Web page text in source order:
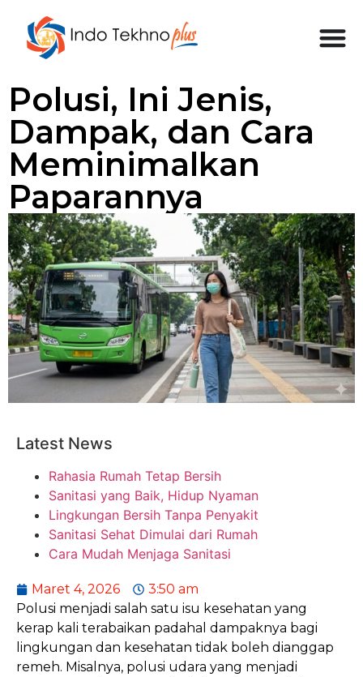
Polusi, Ini Jenis,
Dampak, dan Cara
Meminimalkan
Paparannya
Latest News
Rahasia Rumah Tetap Bersih
Sanitasi yang Baik, Hidup Nyaman
Lingkungan Bersih Tanpa Penyakit
Sanitasi Sehat Dimulai dari Rumah
Cara Mudah Menjaga Sanitasi
Maret 4, 2026
3:50 am
Polusi menjadi salah satu isu kesehatan yang
kerap kali terabaikan padahal dampaknya bagi
lingkungan dan kesehatan tidak boleh dianggap
remeh. Misalnya, polusi udara yang menjadi